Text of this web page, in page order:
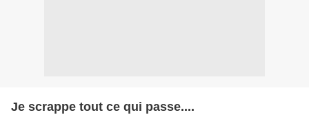
Je scrappe tout ce qui passe....